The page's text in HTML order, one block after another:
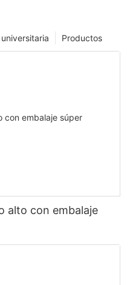
Productos
alto con embalaje